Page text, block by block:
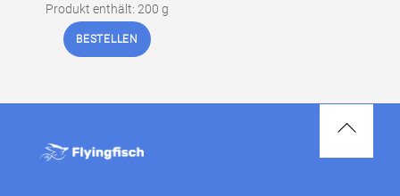
Produkt enthält: 200 g
BESTELLEN